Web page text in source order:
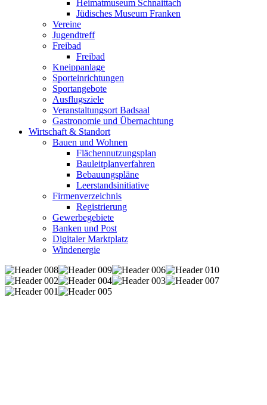
Heimatmuseum Schnaittach
Jüdisches Museum Franken
Vereine
Jugendtreff
Freibad
Freibad
Kneippanlage
Sporteinrichtungen
Sportangebote
Ausflugsziele
Veranstaltungsort Badsaal
Gastronomie und Übernachtung
Wirtschaft & Standort
Bauen und Wohnen
Flächennutzungsplan
Bauleitplanverfahren
Bebauungspläne
Leerstandsinitiative
Firmenverzeichnis
Registrierung
Gewerbegebiete
Banken und Post
Digitaler Marktplatz
Windenergie